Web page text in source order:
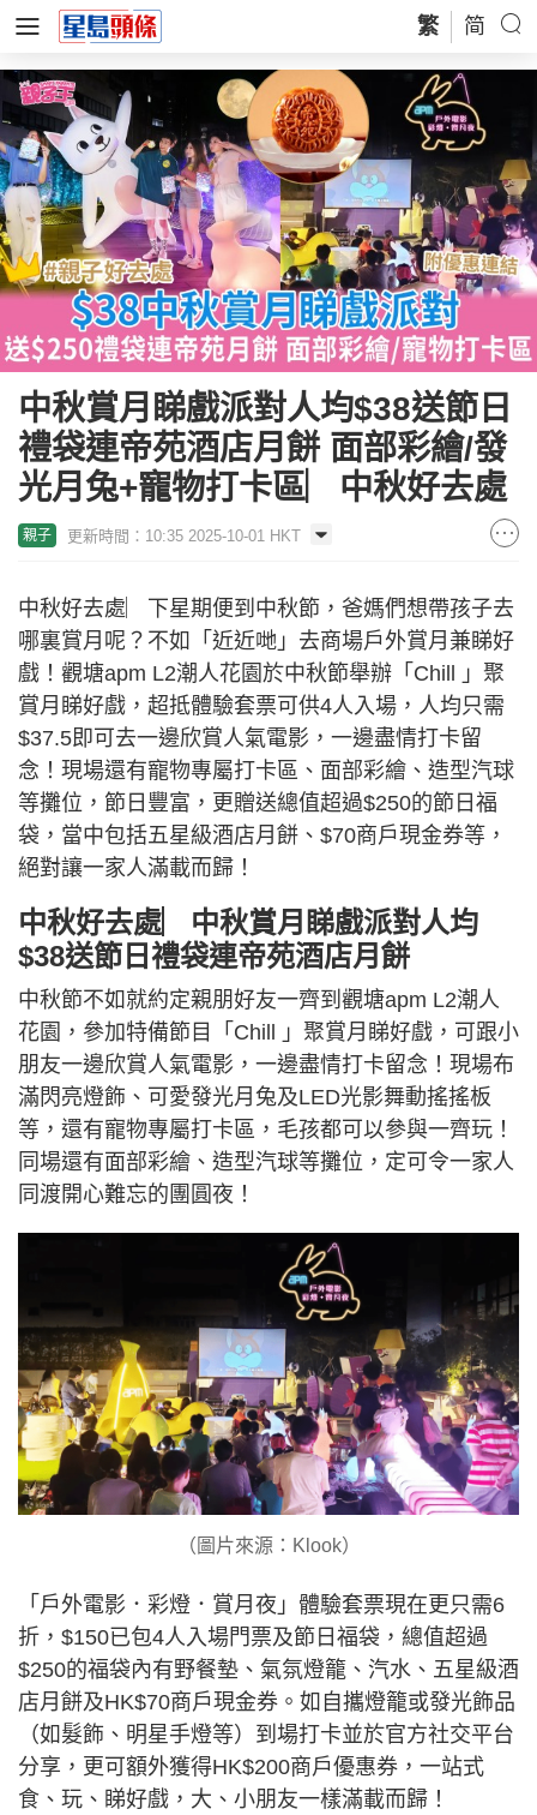
繁 简
中秋賞月睇戲派對人均$38送節日
禮袋連帝苑酒店月餅 面部彩繪/發
光月兔+寵物打卡區︳中秋好去處
親子 更新時間：10:35 2025-10-01 HKT
中秋好去處︳下星期便到中秋節，爸媽們想帶孩子去
哪裏賞月呢？不如「近近哋」去商場戶外賞月兼睇好
戲！觀塘apm L2潮人花園於中秋節舉辦「Chill 」聚
賞月睇好戲，超抵體驗套票可供4人入場，人均只需
$37.5即可去一邊欣賞人氣電影，一邊盡情打卡留
念！現場還有寵物專屬打卡區、面部彩繪、造型汽球
等攤位，節日豐富，更贈送總值超過$250的節日福
袋，當中包括五星級酒店月餅、$70商戶現金券等，
絕對讓一家人滿載而歸！
中秋好去處︳中秋賞月睇戲派對人均
$38送節日禮袋連帝苑酒店月餅
中秋節不如就約定親朋好友一齊到觀塘apm L2潮人
花園，參加特備節目「Chill 」聚賞月睇好戲，可跟小
朋友一邊欣賞人氣電影，一邊盡情打卡留念！現場布
滿閃亮燈飾、可愛發光月兔及LED光影舞動搖搖板
等，還有寵物專屬打卡區，毛孩都可以參與一齊玩！
同場還有面部彩繪、造型汽球等攤位，定可令一家人
同渡開心難忘的團圓夜！
（圖片來源：Klook）
「戶外電影．彩燈．賞月夜」體驗套票現在更只需6
折，$150已包4人入場門票及節日福袋，總值超過
$250的福袋內有野餐墊、氣氛燈籠、汽水、五星級酒
店月餅及HK$70商戶現金券。如自攜燈籠或發光飾品
（如髮飾、明星手燈等）到場打卡並於官方社交平台
分享，更可額外獲得HK$200商戶優惠券，一站式
食、玩、睇好戲，大、小朋友一樣滿載而歸！